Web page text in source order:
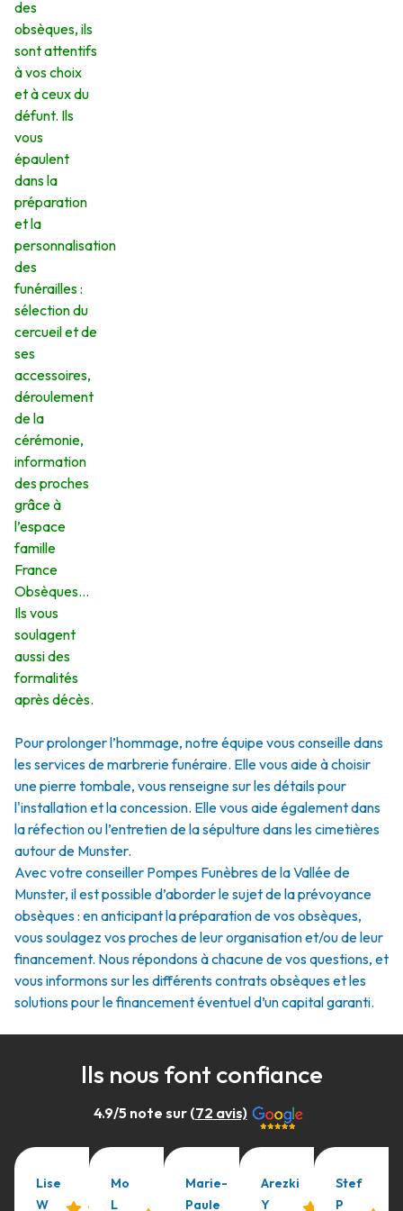
des
obsèques, ils
sont attentifs
à vos choix
et à ceux du
défunt. Ils
vous
épaulent
dans la
préparation
et la
personnalisation
des
funérailles :
sélection du
cercueil et de
ses
accessoires,
déroulement
de la
cérémonie,
information
des proches
grâce à
l’espace
famille
France
Obsèques…
Ils vous
soulagent
aussi des
formalités
après décès.
Pour prolonger l’hommage, notre équipe vous conseille dans
les services de marbrerie funéraire. Elle vous aide à choisir
une pierre tombale, vous renseigne sur les détails pour
l'installation et la concession. Elle vous aide également dans
la réfection ou l’entretien de la sépulture dans les cimetières
autour de Munster.
Avec votre conseiller Pompes Funèbres de la Vallée de
Munster, il est possible d’aborder le sujet de la prévoyance
obsèques : en anticipant la préparation de vos obsèques,
vous soulagez vos proches de leur organisation et/ou de leur
financement. Nous répondons à chacune de vos questions, et
vous informons sur les différents contrats obsèques et les
solutions pour le financement éventuel d’un capital garanti.
Ils nous font confiance
4.9/5 note sur (72 avis)
Lise
W
Mo
L
Marie-
Paule
Arezki
Y
Stef
P